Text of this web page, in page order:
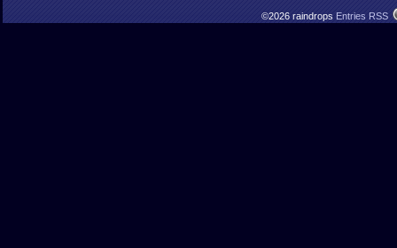
©2026 raindrops Entries RSS